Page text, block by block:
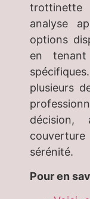
trottinette
analyse
options
en
plusieurs
décision,
sérénité.
Pour en